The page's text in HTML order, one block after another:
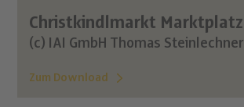
Christkindlmarkt Marktplatz
(c) IAI GmbH Thomas Steinlechner
Zum Download